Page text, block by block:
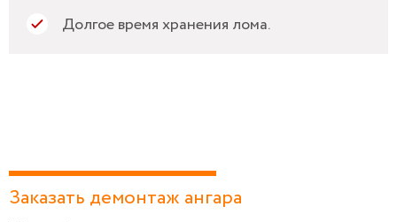
Долгое время хранения лома.
Заказать демонтаж ангара